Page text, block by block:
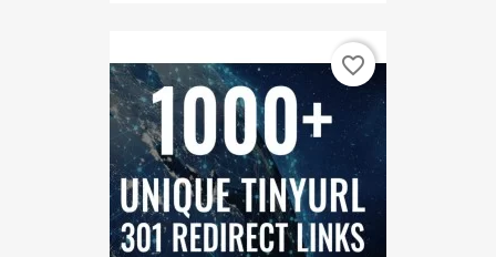
favorite_border